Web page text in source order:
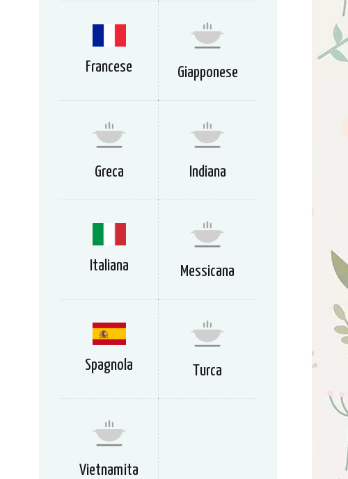
Francese Giapponese
Greca Indiana
Italiana Messicana
Spagnola Turca
Vietnamita